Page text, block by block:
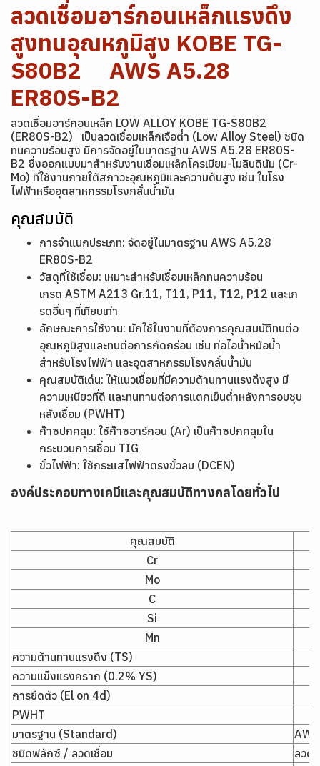
ลวดเชื่อมอาร์กอนเหล็กแรงดึง
สูงทนอุณหภูมิสูง KOBE TG-
S80B2 AWS A5.28
ER80S-B2
ลวดเชื่อมอาร์กอนเหล็ก LOW ALLOY KOBE TG-S80B2
(ER80S-B2) เป็นลวดเชื่อมเหล็กเจือต่ำ (Low Alloy Steel) ชนิด
ทนความร้อนสูง มีการจัดอยู่ในมาตรฐาน AWS A5.28 ER80S-
B2 ซึ่งออกแบบมาสำหรับงานเชื่อมเหล็กโครเมียม-โมลิบดินัม (Cr-
Mo) ที่ใช้งานภายใต้สภาวะอุณหภูมิและความดันสูง เช่น ในโรง
ไฟฟ้าหรืออุตสาหกรรมโรงกลั่นน้ำมัน
คุณสมบัติ
การจำแนกประเภท: จัดอยู่ในมาตรฐาน AWS A5.28
ER80S-B2
วัสดุที่ใช้เชื่อม: เหมาะสำหรับเชื่อมเหล็กทนความร้อน
เกรด ASTM A213 Gr.11, T11, P11, T12, P12 และเก
รดอื่นๆ ที่เทียบเท่า
ลักษณะการใช้งาน: มักใช้ในงานที่ต้องการคุณสมบัติทนต่อ
อุณหภูมิสูงและทนต่อการกัดกร่อน เช่น ท่อไอน้ำหม้อน้ำ
สำหรับโรงไฟฟ้า และอุตสาหกรรมโรงกลั่นน้ำมัน
คุณสมบัติเด่น: ให้แนวเชื่อมที่มีความต้านทานแรงดึงสูง มี
ความเหนียวที่ดี และทนทานต่อการแตกเย็นต่ำหลังการอบชุบ
หลังเชื่อม (PWHT)
ก๊าซปกคลุม: ใช้ก๊าซอาร์กอน (Ar) เป็นก๊าซปกคลุมใน
กระบวนการเชื่อม TIG
ขั้วไฟฟ้า: ใช้กระแสไฟฟ้าตรงขั้วลบ (DCEN)
องค์ประกอบทางเคมีและคุณสมบัติทางกลโดยทั่วไป
คุณสมบัติ
Cr
Mo
C
Si
Mn
ความต้านทานแรงดึง (TS)
ความแข็งแรงคราก (0.2% YS)
การยืดตัว (El on 4d)
PWHT
มาตรฐาน (Standard)
ชนิดฟลักซ์ / ลวดเชื่อม
ลวด